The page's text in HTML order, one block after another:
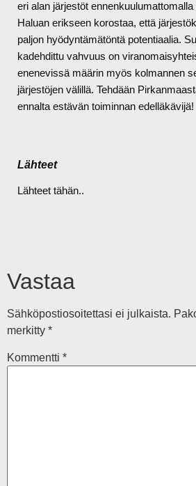
eri alan järjestöt
Haluan erikseen korostaa, että
paljon hyödyntämätöntä potentiaalia.
kadehdittu vahvuus on
enenevissä määrin myös kolmannen
järjestöjen välillä. Tehdään
ennalta estävän toiminnan edelläkävijä!
Lähteet
Lähteet tähän..
Vastaa
Sähköpostiosoitettasi ei julkaista.
merkitty *
Kommentti *